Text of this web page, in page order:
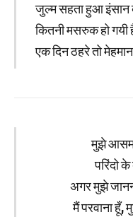
जुल्म सहता हुआ इंसान
कितनी मसरुक हो गयी
एक दिन ठहरे तो
मुझे
परिंदो
अगर मुझे
मैं परवाना